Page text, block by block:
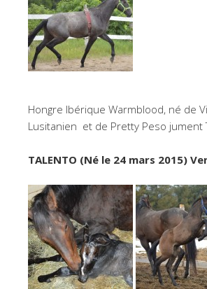
Hongre Ibérique Warmblood, né de
Lusitanien et de Pretty Peso jument
TALENTO (Né le 24 mars 2015)